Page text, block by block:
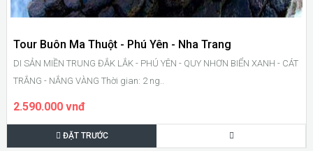
Tour Buôn Ma Thuột - Phú Yên - Nha Trang
DI SẢN MIỀN TRUNG ĐẮK LẮK - PHÚ YÊN - QUY NHƠN BIỂN XANH - CÁT
TRẮNG - NẮNG VÀNG Thời gian: 2 ng..
2.590.000 vnđ
ĐẶT TRƯỚC